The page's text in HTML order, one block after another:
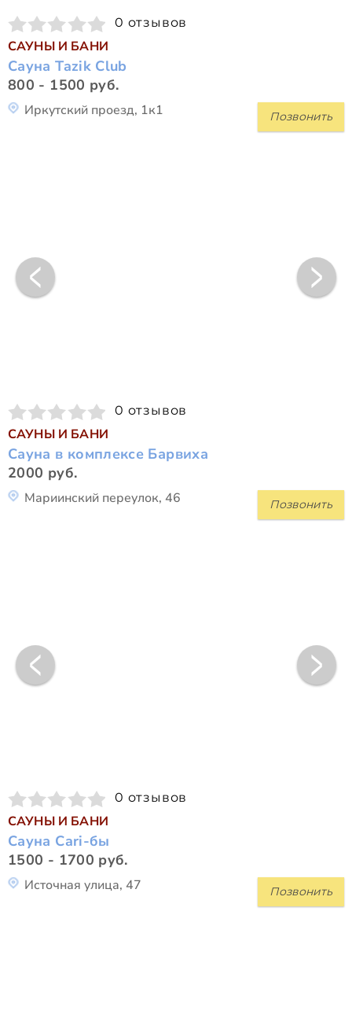
0 отзывов
САУНЫ И БАНИ
Сауна Tazik Club
800 - 1500 руб.
Позвонить
Иркутский проезд, 1к1
0 отзывов
САУНЫ И БАНИ
Сауна в комплексе Барвиха
2000 руб.
Позвонить
Мариинский переулок, 46
0 отзывов
САУНЫ И БАНИ
Сауна Cari-бы
1500 - 1700 руб.
Позвонить
Источная улица, 47